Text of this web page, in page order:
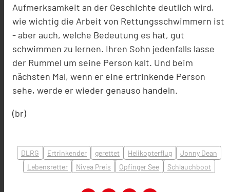
Aufmerksamkeit an der Geschichte deutlich wird,
wie wichtig die Arbeit von Rettungsschwimmern ist
- aber auch, welche Bedeutung es hat, gut
schwimmen zu lernen. Ihren Sohn jedenfalls lasse
der Rummel um seine Person kalt. Und beim
nächsten Mal, wenn er eine ertrinkende Person
sehe, werde er wieder genauso handeln.
(br)
DLRG Ertrinkender gerettet Helikopterflug
Jonny Dean
Lebensretter
Nivea Preis Opfinger See Schlauchboot